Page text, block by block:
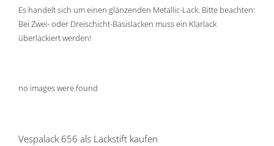
Es handelt sich um einen glänzenden Metallic-Lack. Bitte beachten:
Bei Zwei- oder Dreischicht-Basislacken muss ein Klarlack
überlackiert werden!
no images were found
Vespalack 656 als Lackstift kaufen